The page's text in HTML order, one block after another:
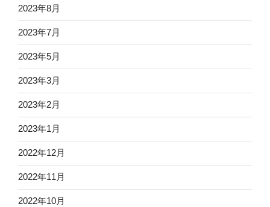
2023年8月
2023年7月
2023年5月
2023年3月
2023年2月
2023年1月
2022年12月
2022年11月
2022年10月